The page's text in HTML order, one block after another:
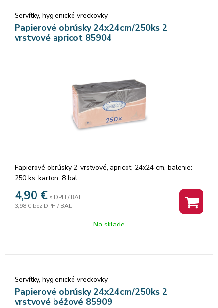
Servítky, hygienické vreckovky
Papierové obrúsky 24x24cm/250ks 2
vrstvové apricot 85904
Papierové obrúsky 2-vrstvové, apricot, 24x24 cm, balenie:
250 ks, karton: 8 bal.
4,90 € s DPH / BAL
3,98 € bez DPH / BAL
Na sklade
Servítky, hygienické vreckovky
Papierové obrúsky 24x24cm/250ks 2
vrstvové béžové 85909